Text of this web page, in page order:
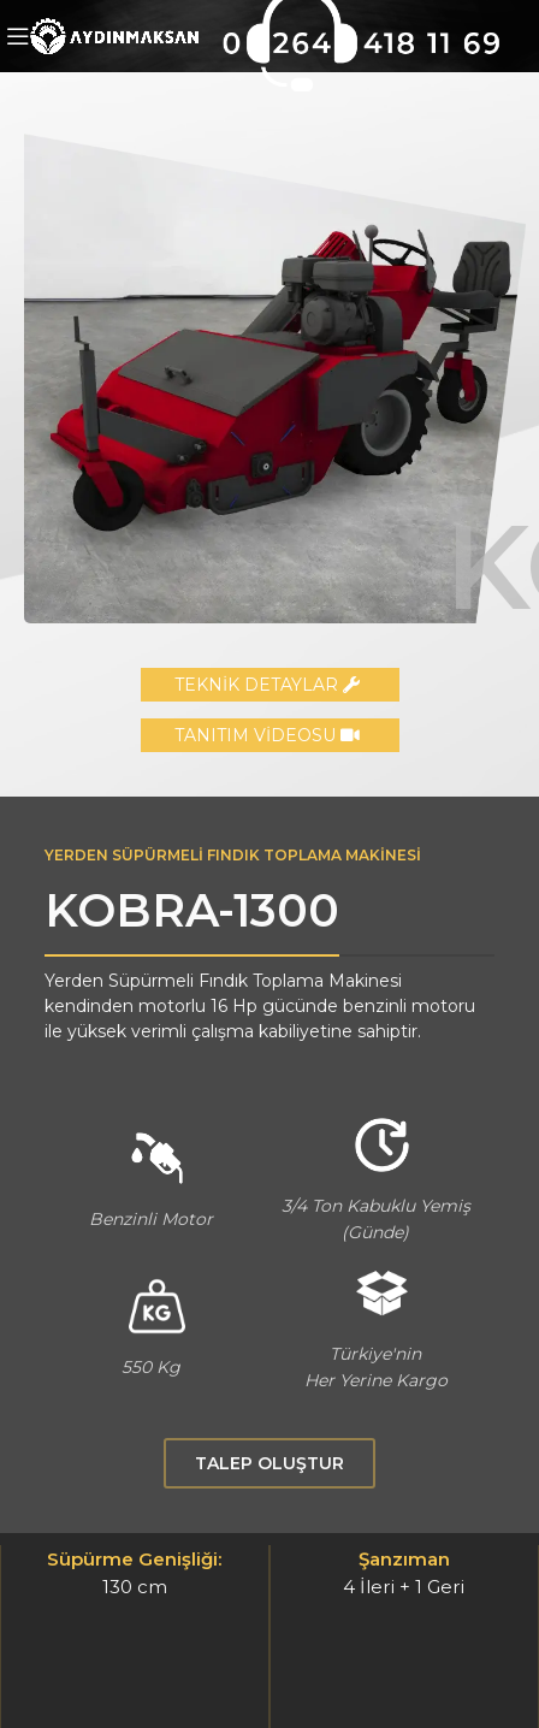
YERDEN SÜPÜRMELİ FINDIK TOPLAMA MAKİNESİ
KOBRA-1300
Yerden Süpürmeli Fındık Toplama Makinesi
kendinden motorlu 16 Hp gücünde benzinli motoru
ile yüksek verimli çalışma kabiliyetine sahiptir.
Benzinli Motor
3/4 Ton Kabuklu Yemiş
(Günde)
550 Kg
Türkiye'nin
Her Yerine Kargo
TALEP OLUŞTUR
TEKNİK DETAYLAR
TANITIM VİDEOSU
Süpürme Genişliği:
130 cm
Şanzıman
4 İleri + 1 Geri